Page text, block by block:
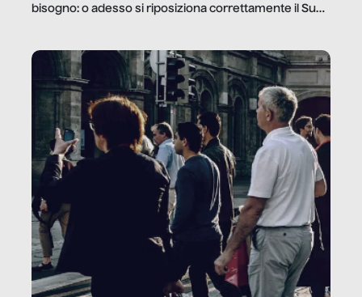
bisogno: o adesso si riposiziona correttamente il Sud